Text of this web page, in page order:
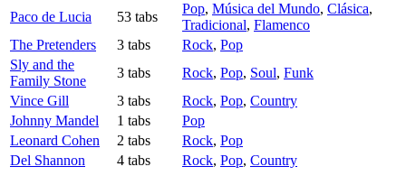
Paco de Lucia
53 tabs
Pop, Música del Mundo, Clásica,
Tradicional, Flamenco
The Pretenders
3 tabs Rock, Pop
Sly and the
Family Stone
3 tabs Rock, Pop, Soul, Funk
Vince Gill
3 tabs Rock, Pop, Country
Johnny Mandel
1 tabs
Pop
Leonard Cohen
2 tabs Rock, Pop
Del Shannon
4 tabs Rock, Pop, Country